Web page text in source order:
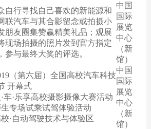
自行寻找自己喜欢的新能源和
联汽车与其合影留念或拍摄小
朋友圈集赞赢精美礼品；观展
现场拍摄的照片发到官方指定
参与最终大奖的评选。
中国
国际
展览
中心
（新
馆）
（第六届）全国高校汽车科技
开幕式
车·乐享高校摄影摄像大赛活动
专场试乘试驾体验活动
·自动驾驶技术与体验区
中国
国际
展览
中心
（新
馆）